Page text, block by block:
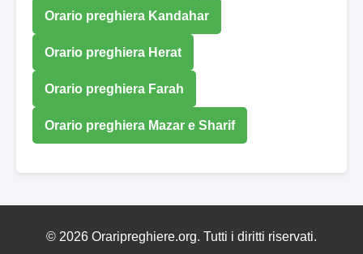
Orario preghiera Kandahar
Orario preghiera Herat
Orario preghiera Farah
Orario preghiera Mazar e Sharif
© 2026 Oraripreghiere.org. Tutti i diritti riservati.